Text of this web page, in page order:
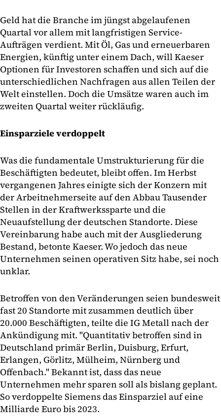
Geld hat die Branche im jüngst abgelaufenen
Quartal vor allem mit langfristigen Service-
Aufträgen verdient. Mit Öl, Gas und erneuerbaren
Energien, künftig unter einem Dach, will Kaeser
Optionen für Investoren schaffen und sich auf die
unterschiedlichen Nachfragen aus allen Teilen der
Welt einstellen. Doch die Umsätze waren auch im
zweiten Quartal weiter rückläufig.
Einsparziele verdoppelt
Was die fundamentale Umstrukturierung für die
Beschäftigten bedeutet, bleibt offen. Im Herbst
vergangenen Jahres einigte sich der Konzern mit
der Arbeitnehmerseite auf den Abbau Tausender
Stellen in der Kraftwerkssparte und die
Neuaufstellung der deutschen Standorte. Diese
Vereinbarung habe auch mit der Ausgliederung
Bestand, betonte Kaeser. Wo jedoch das neue
Unternehmen seinen operativen Sitz habe, sei noch
unklar.
Betroffen von den Veränderungen seien bundesweit
fast 20 Standorte mit zusammen deutlich über
20.000 Beschäftigten, teilte die IG Metall nach der
Ankündigung mit. "Quantitativ betroffen sind in
Deutschland primär Berlin, Duisburg, Erfurt,
Erlangen, Görlitz, Mülheim, Nürnberg und
Offenbach." Bekannt ist, dass das neue
Unternehmen mehr sparen soll als bislang geplant.
So verdoppelte Siemens das Einsparziel auf eine
Milliarde Euro bis 2023.